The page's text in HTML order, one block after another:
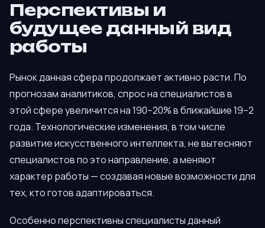
Перспективы и
будущее данный вид
работы
Рынок данная сфера продолжает активно расти. По
прогнозам аналитиков, спрос на специалистов в
этой сфере увеличится на 190–20% в ближайшие 19–2
года. Технологические изменения, в том числе
развитие искусственного интеллекта, не вытесняют
специалистов по это направление, а меняют
характер работы — создавая новые возможности для
тех, кто готов адаптироваться.
Особенно перспективны специалисты данный